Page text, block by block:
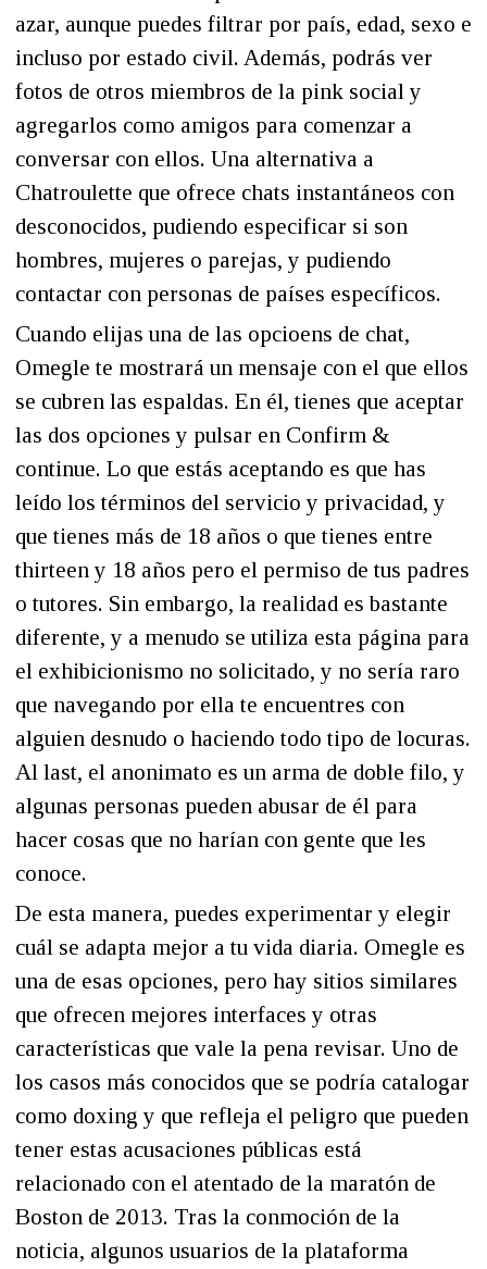
azar, aunque puedes filtrar por país, edad, sexo e
incluso por estado civil. Además, podrás ver
fotos de otros miembros de la pink social y
agregarlos como amigos para comenzar a
conversar con ellos. Una alternativa a
Chatroulette que ofrece chats instantáneos con
desconocidos, pudiendo especificar si son
hombres, mujeres o parejas, y pudiendo
contactar con personas de países específicos.
Cuando elijas una de las opcioens de chat,
Omegle te mostrará un mensaje con el que ellos
se cubren las espaldas. En él, tienes que aceptar
las dos opciones y pulsar en Confirm &
continue. Lo que estás aceptando es que has
leído los términos del servicio y privacidad, y
que tienes más de 18 años o que tienes entre
thirteen y 18 años pero el permiso de tus padres
o tutores. Sin embargo, la realidad es bastante
diferente, y a menudo se utiliza esta página para
el exhibicionismo no solicitado, y no sería raro
que navegando por ella te encuentres con
alguien desnudo o haciendo todo tipo de locuras.
Al last, el anonimato es un arma de doble filo, y
algunas personas pueden abusar de él para
hacer cosas que no harían con gente que les
conoce.
De esta manera, puedes experimentar y elegir
cuál se adapta mejor a tu vida diaria. Omegle es
una de esas opciones, pero hay sitios similares
que ofrecen mejores interfaces y otras
características que vale la pena revisar. Uno de
los casos más conocidos que se podría catalogar
como doxing y que refleja el peligro que pueden
tener estas acusaciones públicas está
relacionado con el atentado de la maratón de
Boston de 2013. Tras la conmoción de la
noticia, algunos usuarios de la plataforma